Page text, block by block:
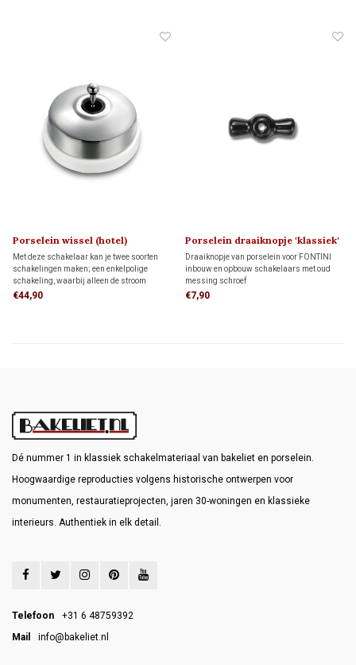
Porselein wissel (hotel)
schakelaar
Met deze schakelaar kan je twee soorten
schakelingen maken; een enkelpolige
schakeling, waarbij alleen de stroom
voerende draad wordt onderbroken. Een
€44,90
Porselein draaiknopje 'klassiek'
1910
Draaiknopje van porselein voor FONTINI
inbouw en opbouw schakelaars met oud
messing schroef
€7,90
Dé nummer 1 in klassiek schakelmateriaal van bakeliet en porselein.
Hoogwaardige reproducties volgens historische ontwerpen voor
monumenten, restauratieprojecten, jaren 30-woningen en klassieke
interieurs. Authentiek in elk detail.
Telefoon
+31 6 48759392
Mail
info@bakeliet.nl